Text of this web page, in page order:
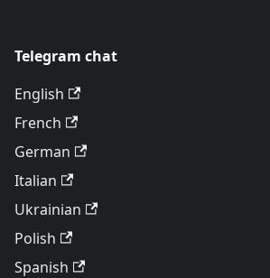
Telegram chat
English
French
German
Italian
Ukrainian
Polish
Spanish